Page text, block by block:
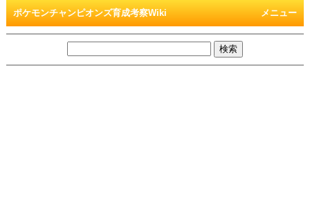
メニュー
ポケモンチャンピオンズ育成考察Wiki